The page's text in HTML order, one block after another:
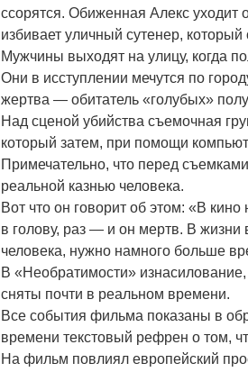
ссорятся. Обиженная Алекс уходит
избивает уличный сутенер,
Мужчины выходят на улицу, когда
Они в исступлении мечутся по
жертва — обитатель «голубых»
Над сценой убийства съемочная
который затем, при помощи
Примечательно, что перед
реальной казнью человека.
Вот что он говорит об этом: «В
в голову, раз — и он мертв. В жизни
человека, нужно намного больше
В «Необратимости»
сняты почти в реальном времени.
Все события фильма показаны в
времени текстовый рефрен о том,
На фильм повлиял европейский